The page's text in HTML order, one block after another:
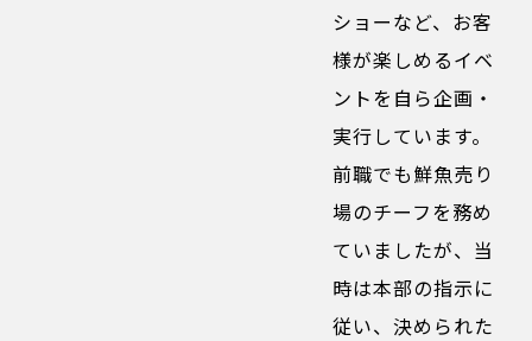
ショーなど、お客
様が楽しめるイベ
ントを自ら企画・
実行しています。
前職でも鮮魚売り
場のチーフを務め
ていましたが、当
時は本部の指示に
従い、決められた